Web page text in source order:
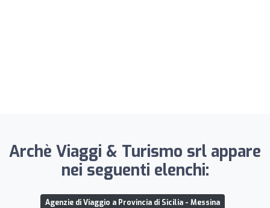
Archè Viaggi & Turismo srl appare
nei seguenti elenchi:
Agenzie di Viaggio a Provincia di Sicilia - Messina